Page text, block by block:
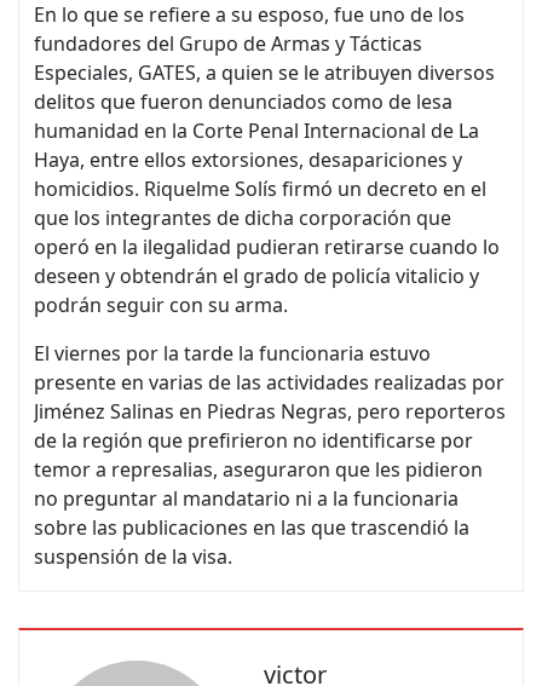
En lo que se refiere a su esposo, fue uno de los
fundadores del Grupo de Armas y Tácticas
Especiales, GATES, a quien se le atribuyen diversos
delitos que fueron denunciados como de lesa
humanidad en la Corte Penal Internacional de La
Haya, entre ellos extorsiones, desapariciones y
homicidios. Riquelme Solís firmó un decreto en el
que los integrantes de dicha corporación que
operó en la ilegalidad pudieran retirarse cuando lo
deseen y obtendrán el grado de policía vitalicio y
podrán seguir con su arma.
El viernes por la tarde la funcionaria estuvo
presente en varias de las actividades realizadas por
Jiménez Salinas en Piedras Negras, pero reporteros
de la región que prefirieron no identificarse por
temor a represalias, aseguraron que les pidieron
no preguntar al mandatario ni a la funcionaria
sobre las publicaciones en las que trascendió la
suspensión de la visa.
victor